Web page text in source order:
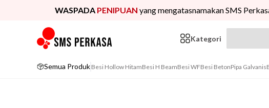
WASPADA PENIPUAN yang mengatasnamakan SMS
Kategori
Semua Produk Besi Hollow HitamBesi H BeamBesi WFBesi BetonPipa Galvanis